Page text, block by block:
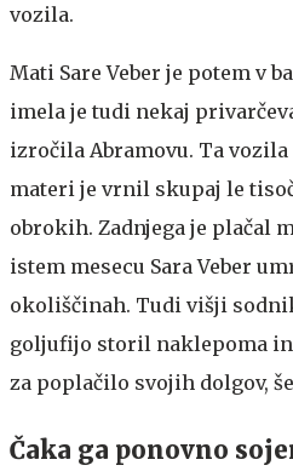
vozila.
Mati Sare Veber je potem v
imela je tudi nekaj
izročila Abramovu. Ta
materi je vrnil skupaj le
obrokih. Zadnjega je plačal
istem mesecu Sara Veber
okoliščinah. Tudi višji
goljufijo storil naklepoma in
za poplačilo svojih dolgov,
Čaka ga ponovno